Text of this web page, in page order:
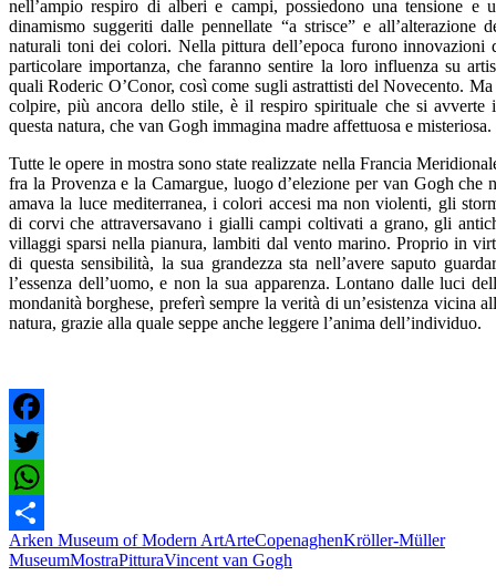
nell’ampio respiro di alberi e campi, possiedono una tensione e
dinamismo suggeriti dalle pennellate “a strisce” e all’alterazione
naturali toni dei colori. Nella pittura dell’epoca furono innovazioni
particolare importanza, che faranno sentire la loro influenza su
quali Roderic O’Conor, così come sugli astrattisti del Novecento. Ma
colpire, più ancora dello stile, è il respiro spirituale che si avverte
questa natura, che van Gogh immagina madre affettuosa e misteriosa.
Tutte le opere in mostra sono state realizzate nella Francia
fra la Provenza e la Camargue, luogo d’elezione per van Gogh che
amava la luce mediterranea, i colori accesi ma non violenti, gli
di corvi che attraversavano i gialli campi coltivati a grano, gli
villaggi sparsi nella pianura, lambiti dal vento marino. Proprio in
di questa sensibilità, la sua grandezza sta nell’avere saputo
l’essenza dell’uomo, e non la sua apparenza. Lontano dalle luci
mondanità borghese, preferì sempre la verità di un’esistenza vicina
natura, grazie alla quale seppe anche leggere l’anima dell’individuo.
Facebook
Twitter
WhatsApp
Condividi
Arken Museum of Modern ArtArteCopenaghenKröller-Müller
MuseumMostraPitturaVincent van Gogh